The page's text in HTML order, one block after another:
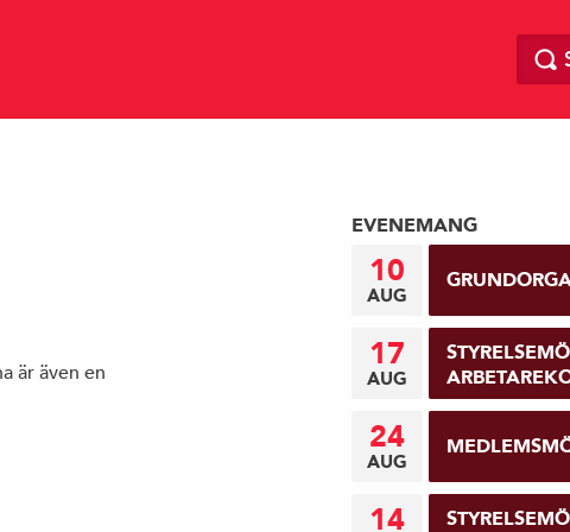
är även en
EVENEMANG
10
AUG
17
AUG
24
AUG
14